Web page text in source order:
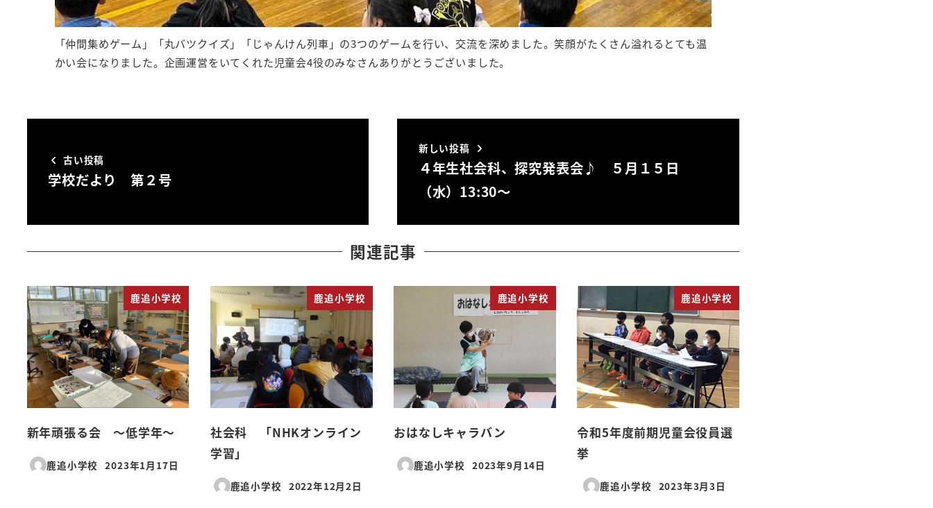
「仲間集めゲーム」「丸バツクイズ」「じゃんけん列車」の3つのゲームを行い、交流を深めました。笑顔がたくさん溢れるとても温
かい会になりました。企画運営をいてくれた児童会4役のみなさんありがとうございました。
古い投稿
学校だより 第２号
新しい投稿
４年生社会科、探究発表会♪ ５月１５日
（水）13:30～
関連記事
鹿追小学校
新年頑張る会 ～低学年～
鹿追小学校
投稿日
2023年1月17日
鹿追小学校
社会科 「NHKオンライン
学習」
鹿追小学校
投稿日
2022年12月2日
鹿追小学校
おはなしキャラバン
鹿追小学校
投稿日
2023年9月14日
鹿追小学校
令和5年度前期児童会役員選
挙
鹿追小学校
投稿日
2023年3月3日